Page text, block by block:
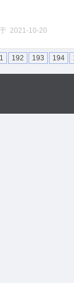
2021-10-20
192 193 194